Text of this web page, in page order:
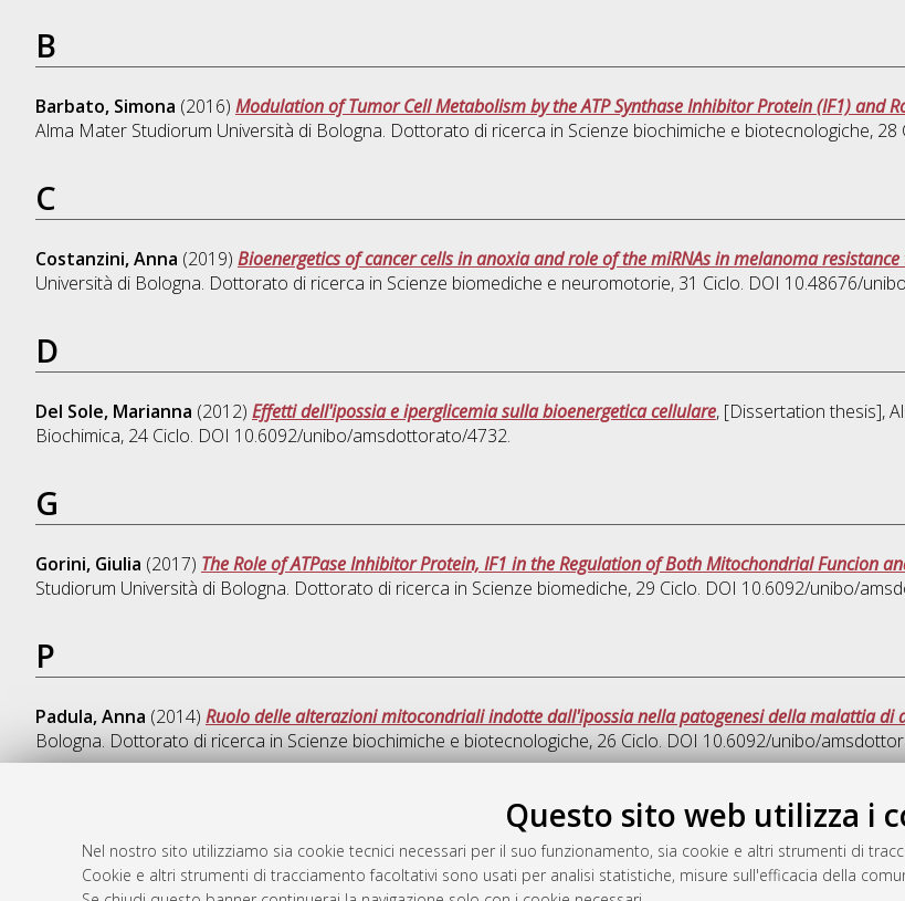
Questo sito web utilizza i
Nel nostro sito utilizziamo sia cookie tecnici necessari per il suo funzionamento, sia cookie e altri strumenti di
Cookie e altri strumenti di tracciamento facoltativi sono usati per analisi statistiche, misure sull'efficacia della
B
Barbato, Simona (2016) Modulation of Tumor Cell Metabolism by the ATP Synthase Inhibitor Protein (IF1) and
Alma Mater Studiorum Università di Bologna. Dottorato di ricerca in Scienze biochimiche e biotecnologiche, 28
C
Costanzini, Anna (2019) Bioenergetics of cancer cells in anoxia and role of the miRNAs in melanoma
Università di Bologna. Dottorato di ricerca in Scienze biomediche e neuromotorie, 31 Ciclo. DOI 10.48676/
D
Del Sole, Marianna (2012) Effetti dell'ipossia e iperglicemia sulla bioenergetica cellulare, [Dissertation thesis],
Biochimica, 24 Ciclo. DOI 10.6092/unibo/amsdottorato/4732.
G
Gorini, Giulia (2017) The Role of ATPase Inhibitor Protein, IF1 in the Regulation of Both Mitochondrial Funcion
Studiorum Università di Bologna. Dottorato di ricerca in Scienze biomediche, 29 Ciclo. DOI 10.6092/unibo/
P
Padula, Anna (2014) Ruolo delle alterazioni mitocondriali indotte dall'ipossia nella patogenesi della malattia di
Bologna. Dottorato di ricerca in Scienze biochimiche e biotecnologiche, 26 Ciclo. DOI 10.6092/unibo/
Atom
AMS Dottorato
ISSN: 2038-7946